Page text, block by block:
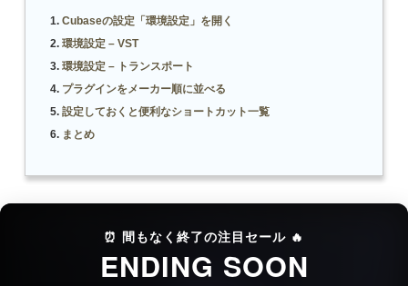
Cubaseの設定「環境設定」を開く
環境設定 – VST
環境設定 – トランスポート
プラグインをメーカー順に並べる
設定しておくと便利なショートカット一覧
まとめ
⏰ 間もなく終了の注目セール 🔥
ENDING SOON